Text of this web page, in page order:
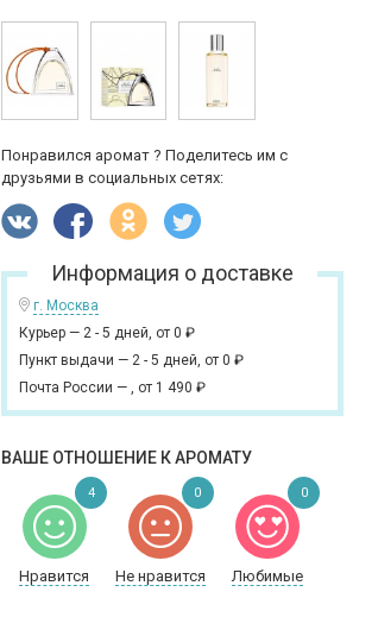
Понравился аромат ? Поделитесь им с
друзьями в социальных сетях:
Информация о доставке
г. Москва
Курьер — 2 - 5 дней, от 0 ₽
Пункт выдачи — 2 - 5 дней, от 0 ₽
Почта России — , от 1 490 ₽
ВАШЕ ОТНОШЕНИЕ К АРОМАТУ
Нравится Не нравится Любимые
4 0 0